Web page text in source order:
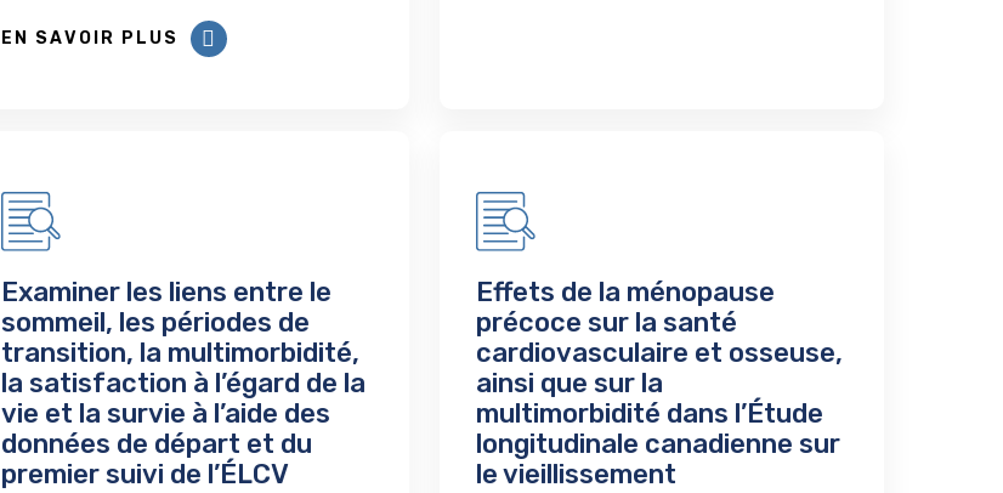
EN SAVOIR PLUS
Examiner les liens entre le
sommeil, les périodes de
transition, la multimorbidité,
la satisfaction à l’égard de la
vie et la survie à l’aide des
données de départ et du
premier suivi de l’ÉLCV
Effets de la ménopause
précoce sur la santé
cardiovasculaire et osseuse,
ainsi que sur la
multimorbidité dans l’Étude
longitudinale canadienne sur
le vieillissement